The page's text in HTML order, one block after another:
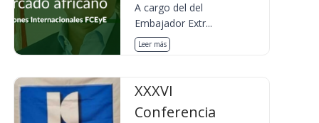
A cargo del del
Embajador Extr...
Leer más
XXXVI
Conferencia